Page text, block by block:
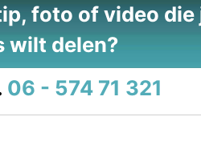
foto of video die
wilt delen?
06 - 574 71 321